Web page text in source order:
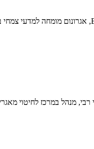
מנהל במרכז לחיטוי